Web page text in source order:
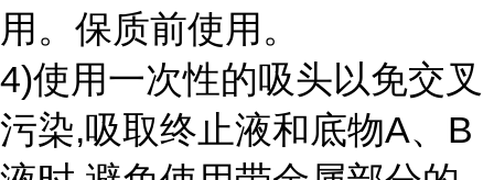
用。保质前使用。
4)使用一次性的吸头以免交叉
污染,吸取终止液和底物A、B